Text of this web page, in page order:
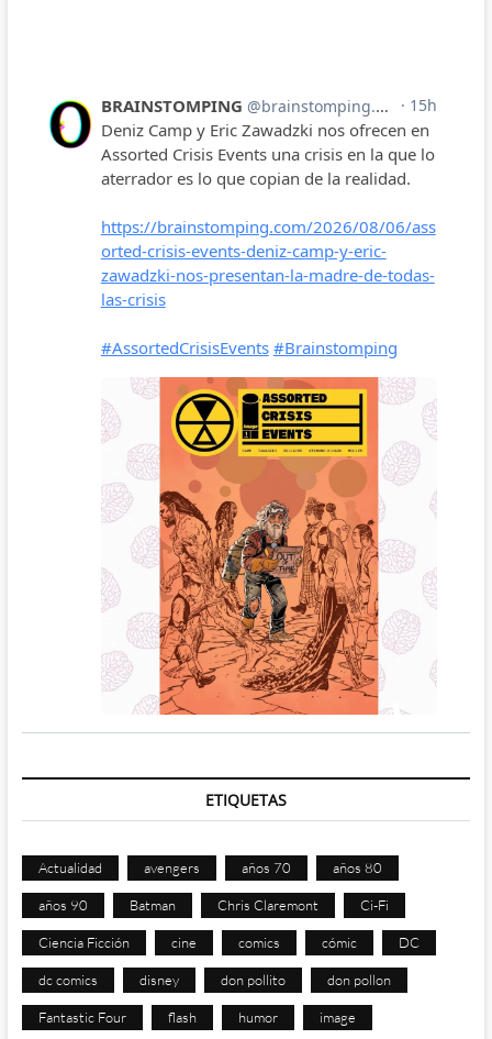
ETIQUETAS
Actualidad avengers años 70 años 80
años 90 Batman Chris Claremont Ci-Fi
Ciencia Ficción cine comics cómic DC
dc comics disney don pollito don pollon
Fantastic Four flash humor image